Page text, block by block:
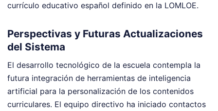
currículo educativo español definido en la LOMLOE.
Perspectivas y Futuras Actualizaciones
del Sistema
El desarrollo tecnológico de la escuela contempla la
futura integración de herramientas de inteligencia
artificial para la personalización de los contenidos
curriculares. El equipo directivo ha iniciado contactos